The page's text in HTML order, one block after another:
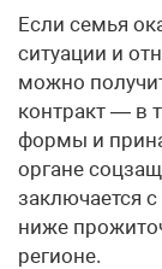
Если семья
ситуации и
можно
контракт — в
формы и
органе
заключается
ниже
регионе.